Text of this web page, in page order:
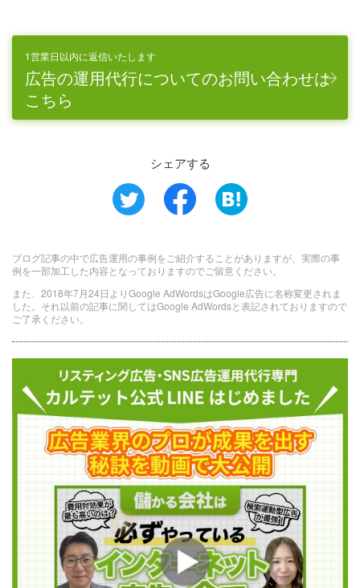
1営業日以内に返信いたします
広告の運用代行についてのお問い合わせは
こちら
シェアする
ブログ記事の中で広告運用の事例をご紹介することがありますが、実際の事
例を一部加工した内容となっておりますのでご留意ください。
また、2018年7月24日よりGoogle AdWordsはGoogle広告に名称変更されま
した。それ以前の記事に関してはGoogle AdWordsと表記されておりますので
ご了承ください。